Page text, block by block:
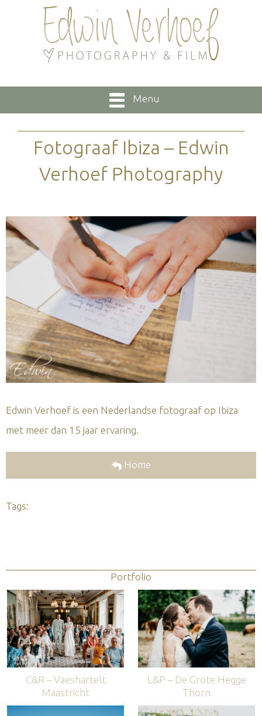
Menu
Fotograaf Ibiza – Edwin
Verhoef Photography
Edwin Verhoef is een Nederlandse fotograaf op Ibiza
met meer dan 15 jaar ervaring.
Home
Tags:
Portfolio
C&R – Vaeshartelt
Maastricht
L&P – De Grote Hegge
Thorn